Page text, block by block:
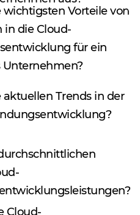
zunächst
in
mögliche
anhand
wichtigsten Vorteile von
in die Cloud-
für ein
geringe
aktuellen Trends in der
der
Cloud-